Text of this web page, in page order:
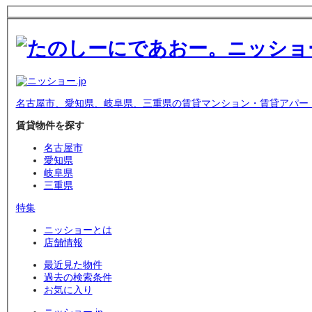
名古屋市、愛知県、岐阜県、三重県の賃貸マンション・賃貸アパー
賃貸物件を探す
名古屋市
愛知県
岐阜県
三重県
特集
ニッショーとは
店舗情報
最近見た物件
過去の検索条件
お気に入り